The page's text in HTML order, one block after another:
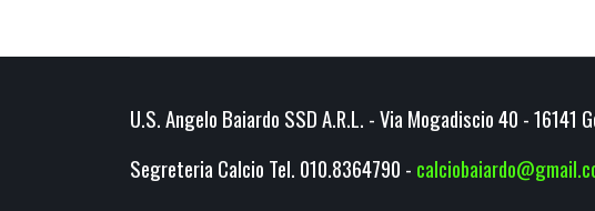
U.S. Angelo Baiardo SSD A.R.L. - Via Mogadiscio 40 - 16141
Segreteria Calcio Tel. 010.8364790 -